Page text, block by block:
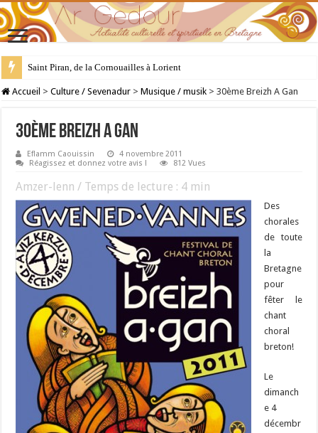
28 juillet : Saint Samson de Dol, père de la Bretagne chrétienne
Accueil > Culture / Sevenadur > Musique / musik > 30ème Breizh A Gan
30ème Breizh A Gan
Eflamm Caouissin
4 novembre 2011
Réagissez et donnez votre avis !
812 Vues
Amzer-lenn / Temps de lecture : 4 min
Des
chorales
de toute
la
Bretagne
pour
fêter le
chant
choral
breton!
Le
dimanch
e 4
décembr